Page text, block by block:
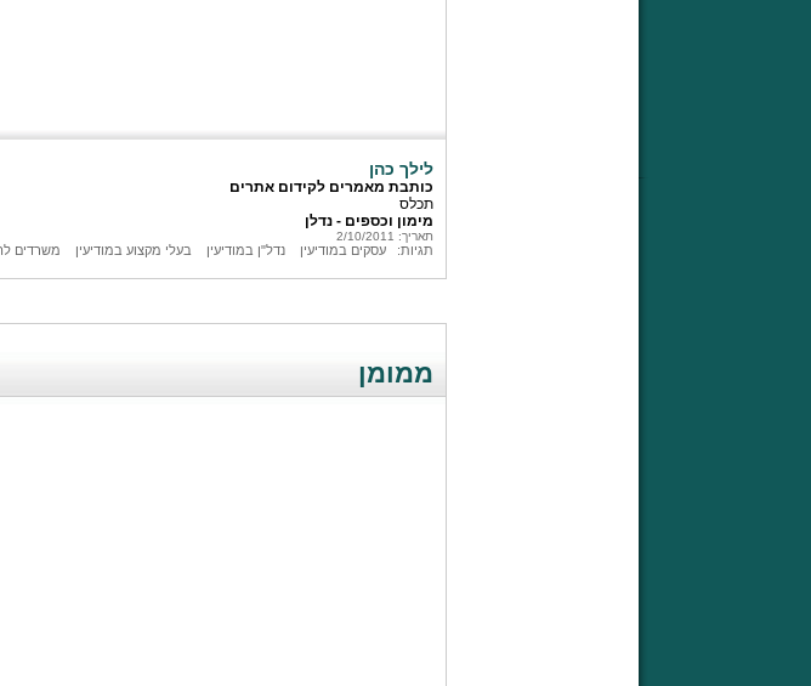
לילך כהן
כותבת מאמרים לקידום אתרים
תכלס
מימון וכספים - נדלן
תאריך: 2/10/2011
תגיות:עסקים במודיעין נדל"ן במודיעין בעלי מקצוע במודיעין משרדים
ממומן